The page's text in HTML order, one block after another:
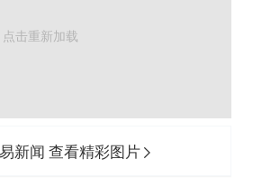
新闻 查看精彩图片